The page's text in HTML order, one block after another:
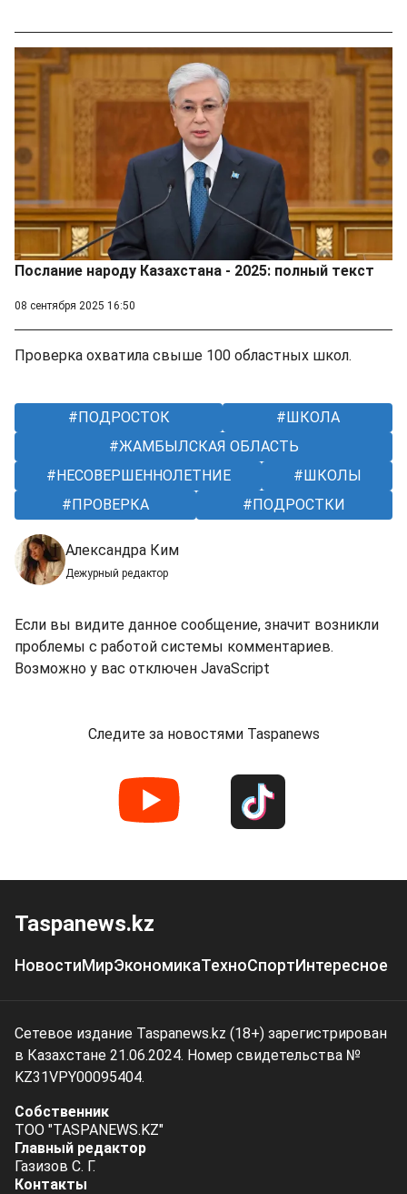
Послание народу Казахстана - 2025: полный текст
08 сентября 2025 16:50
Проверка охватила свыше 100 областных школ.
ПОДРОСТОК
ШКОЛА
ЖАМБЫЛСКАЯ ОБЛАСТЬ
НЕСОВЕРШЕННОЛЕТНИЕ
ШКОЛЫ
ПРОВЕРКА
ПОДРОСТКИ
Александра Ким
Дежурный редактор
Если вы видите данное сообщение, значит возникли
проблемы с работой системы комментариев.
Возможно у вас отключен JavaScript
Следите за новостями Taspanews
Taspanews.kz
НовостиМирЭкономикаТехноСпортИнтересное
Сетевое издание Taspanews.kz (18+) зарегистрирован
в Казахстане 21.06.2024. Номер свидетельства №
KZ31VPY00095404.
Собственник
ТОО "TASPANEWS.KZ"
Главный редактор
Газизов С. Г.
Контакты